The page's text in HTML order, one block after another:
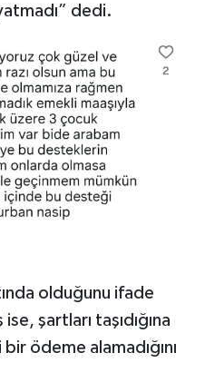
dedi.
olduğunu ifade
şartları taşıdığına
bir ödeme alamadığını